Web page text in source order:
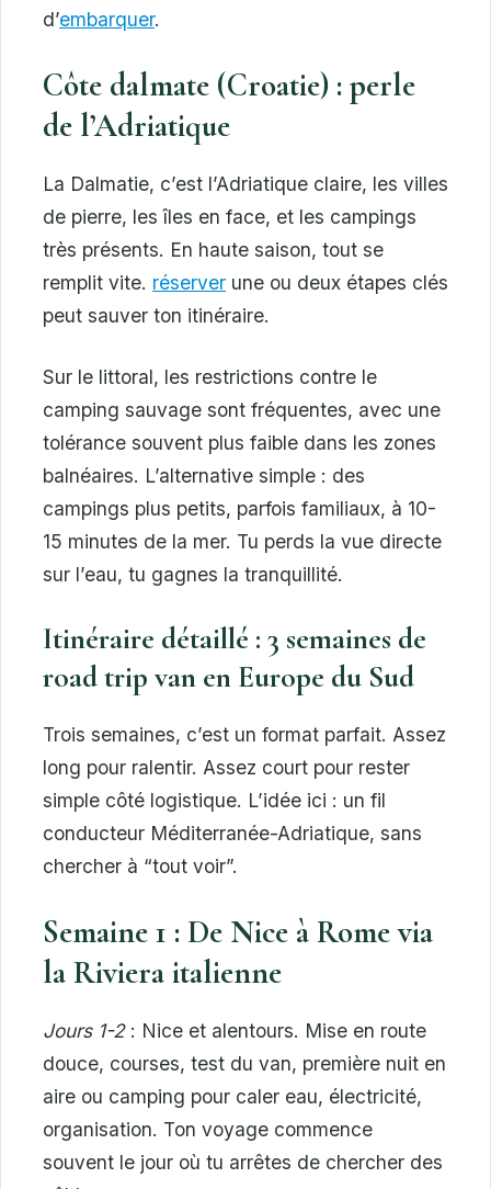
d’embarquer.
Côte dalmate (Croatie) : perle
de l’Adriatique
La Dalmatie, c’est l’Adriatique claire, les villes
de pierre, les îles en face, et les campings
très présents. En haute saison, tout se
remplit vite. réserver une ou deux étapes clés
peut sauver ton itinéraire.
Sur le littoral, les restrictions contre le
camping sauvage sont fréquentes, avec une
tolérance souvent plus faible dans les zones
balnéaires. L’alternative simple : des
campings plus petits, parfois familiaux, à 10-
15 minutes de la mer. Tu perds la vue directe
sur l’eau, tu gagnes la tranquillité.
Itinéraire détaillé : 3 semaines de
road trip van en Europe du Sud
Trois semaines, c’est un format parfait. Assez
long pour ralentir. Assez court pour rester
simple côté logistique. L’idée ici : un fil
conducteur Méditerranée-Adriatique, sans
chercher à “tout voir”.
Semaine 1 : De Nice à Rome via
la Riviera italienne
Jours 1-2: Nice et alentours. Mise en route
douce, courses, test du van, première nuit en
aire ou camping pour caler eau, électricité,
organisation. Ton voyage commence
souvent le jour où tu arrêtes de chercher des